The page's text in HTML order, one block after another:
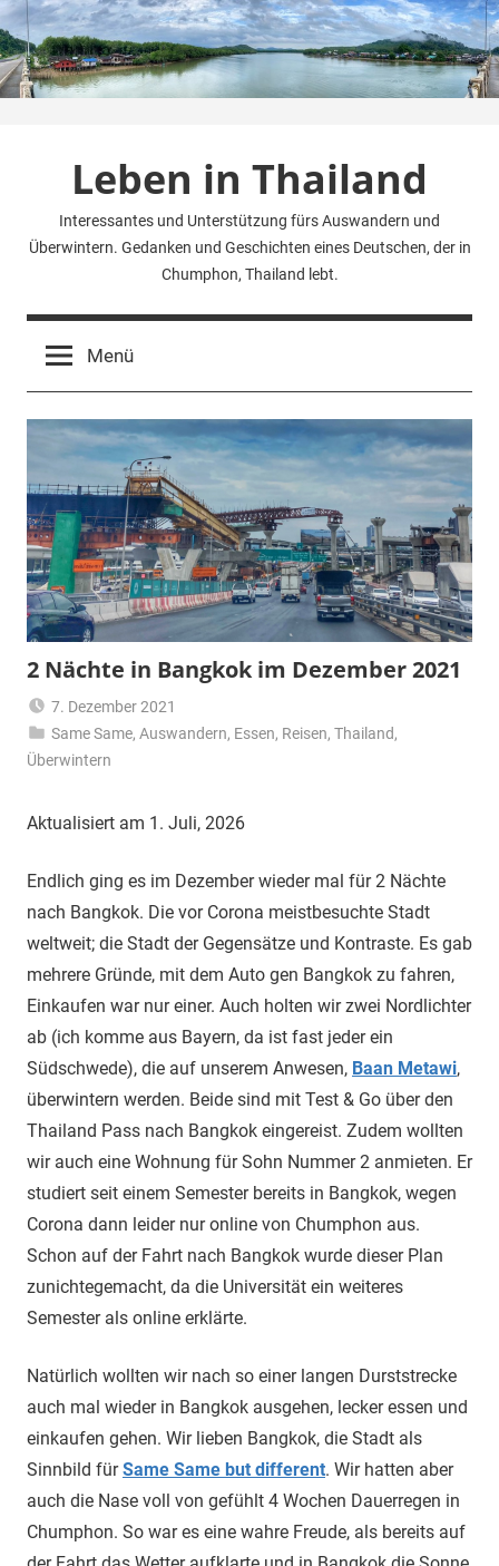
Zum
Inhalt
springen
Leben in Thailand
Interessantes und Unterstützung fürs Auswandern und
Überwintern. Gedanken und Geschichten eines Deutschen, der in
Chumphon, Thailand lebt.
Menü
2 Nächte in Bangkok im Dezember 2021
7. Dezember 2021
Matt
Same Same,Auswandern, Essen, Reisen,Thailand,
Überwintern
Aktualisiert am 1. Juli, 2026
Endlich ging es im Dezember wieder mal für 2 Nächte
nach Bangkok. Die vor Corona meistbesuchte Stadt
weltweit; die Stadt der Gegensätze und Kontraste. Es gab
mehrere Gründe, mit dem Auto gen Bangkok zu fahren,
Einkaufen war nur einer. Auch holten wir zwei Nordlichter
ab (ich komme aus Bayern, da ist fast jeder ein
Südschwede), die auf unserem Anwesen, Baan Metawi,
überwintern werden. Beide sind mit Test & Go über den
Thailand Pass nach Bangkok eingereist. Zudem wollten
wir auch eine Wohnung für Sohn Nummer 2 anmieten. Er
studiert seit einem Semester bereits in Bangkok, wegen
Corona dann leider nur online von Chumphon aus.
Schon auf der Fahrt nach Bangkok wurde dieser Plan
zunichtegemacht, da die Universität ein weiteres
Semester als online erklärte.
Natürlich wollten wir nach so einer langen Durststrecke
auch mal wieder in Bangkok ausgehen, lecker essen und
einkaufen gehen. Wir lieben Bangkok, die Stadt als
Sinnbild fürSame Same but different. Wir hatten aber
auch die Nase voll von gefühlt 4 Wochen Dauerregen in
Chumphon. So war es eine wahre Freude, als bereits auf